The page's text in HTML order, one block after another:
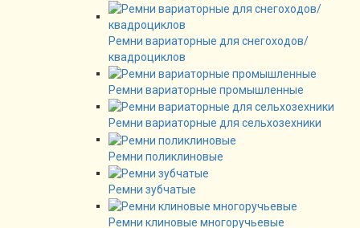
Ремни вариаторные для снегоходов/
квадроциклов
Ремни вариаторные промышленные
Ремни вариаторные для сельхозехники
Ремни поликлиновые
Ремни зубчатые
Ремни клиновые многоручьевые